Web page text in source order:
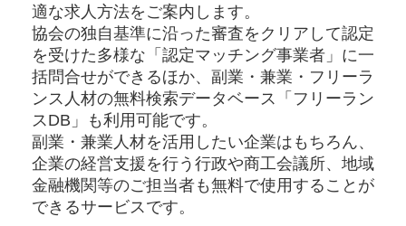
適な求人方法をご案内します。
協会の独自基準に沿った審査をクリアして認定
を受けた多様な「認定マッチング事業者」に一
括問合せができるほか、副業・兼業・フリーラ
ンス人材の無料検索データベース「フリーラン
スDB」も利用可能です。
副業・兼業人材を活用したい企業はもちろん、
企業の経営支援を行う行政や商工会議所、地域
金融機関等のご担当者も無料で使用することが
できるサービスです。